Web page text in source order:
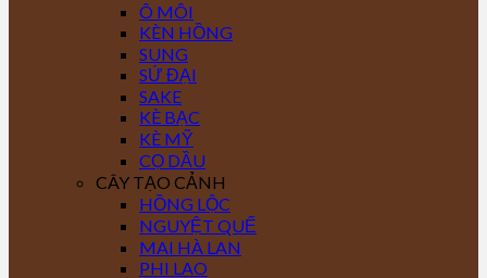
Ô MÔI
KÈN HỒNG
SUNG
SỨ ĐẠI
SAKE
KÈ BẠC
KÈ MỸ
CỌ DẦU
CÂY TẠO CẢNH
HỒNG LỘC
NGUYỆT QUẾ
MAI HÀ LAN
PHI LAO